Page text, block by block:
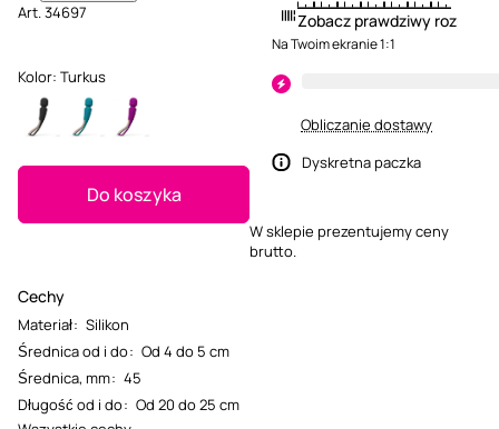
Art.34697
Kolor: Turkus
Do koszyka
Cechy
Materiał: Silikon
Średnica od i do: Od 4 do 5 cm
Średnica, mm: 45
Długość od i do: Od 20 do 25 cm
Zobacz prawdziwy rozmiar
Na Twoim ekranie 1:1
Obliczanie dostawy
Dyskretna paczka
W sklepie prezentujemy ceny
brutto.